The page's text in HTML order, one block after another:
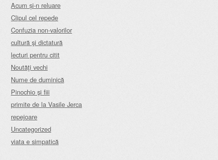
Acum și-n reluare
Clipul cel repede
Confuzia non-valorilor
cultură şi dictatură
lecturi pentru citit
Noutăţi vechi
Nume de duminică
Pinochio şi fiii
primite de la Vasile Jerca
repejoare
Uncategorized
viata e simpatică